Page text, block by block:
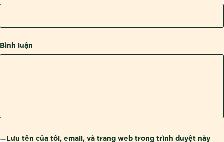
Bình luận
Lưu tên của tôi, email, và trang web trong trình duyệt này